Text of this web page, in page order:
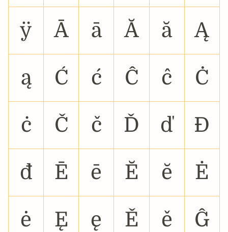
ÿ Ā ā Ă ă Ą
ą Ć ć Ĉ ĉ Ċ
ċ Č č Ď ď Đ
đ Ē ē Ĕ ĕ Ė
ė Ę ę Ě ě Ĝ